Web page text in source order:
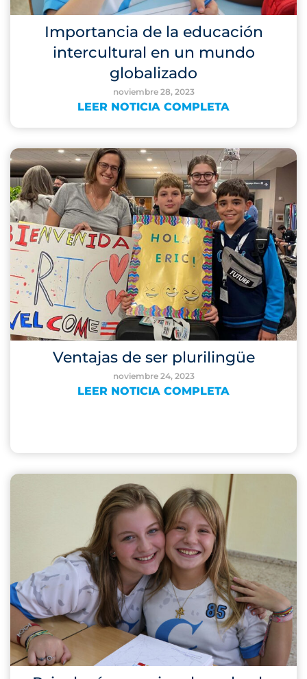
Importancia de la educación
intercultural en un mundo
globalizado
noviembre 28, 2023
LEER NOTICIA COMPLETA
Ventajas de ser plurilingüe
noviembre 24, 2023
LEER NOTICIA COMPLETA